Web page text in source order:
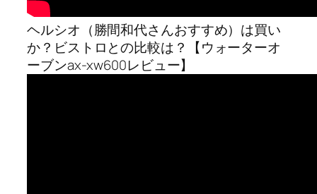
ヘルシオ（勝間和代さんおすすめ）は買い
か？ビストロとの比較は？【ウォーターオ
ーブンax-xw600レビュー】